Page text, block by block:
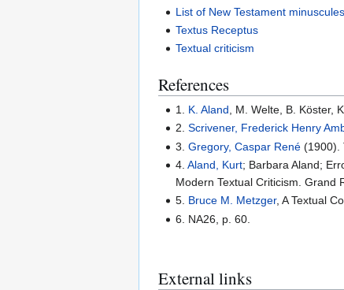
List of New Testament minuscules
Textus Receptus
Textual criticism
References
1. K. Aland , M. Welte, B. Köster,
2.Scrivener, Frederick Henry
3.Gregory, Caspar René (1900).
4.Aland, Kurt; Barbara Aland;
Modern Textual Criticism. Grand
5. Bruce M. Metzger, A Textual
6. NA26, p. 60.
External links